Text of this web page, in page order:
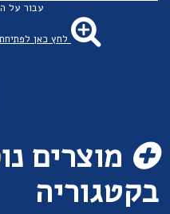
עבור על
לחץ כאן
מוצרים
בקטגוריה